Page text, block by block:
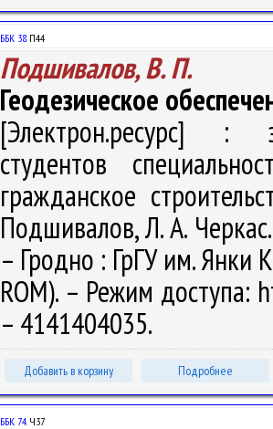
ББК 38.П44
Подшивалов, В. П.
Геодезическое
[Электрон.ресурс] :
студентов
гражданское
Подшивалов, Л. А.
– Гродно : ГрГУ им. Янки
ROM). – Режим доступа:
– 4141404035.
Добавить в корзину Подробнее
ББК 74.Ч37